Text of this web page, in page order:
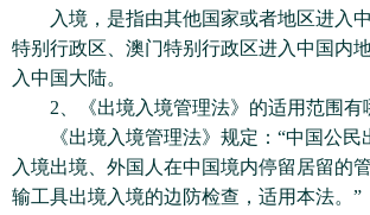
入境，是指由其他国家或者地区进入中
特别行政区、澳门特别行政区进入中国内
入中国大陆。
2、《出境入境管理法》的适用范围有
《出境入境管理法》规定：“中国公民
入境出境、外国人在中国境内停留居留的
输工具出境入境的边防检查，适用本法。”